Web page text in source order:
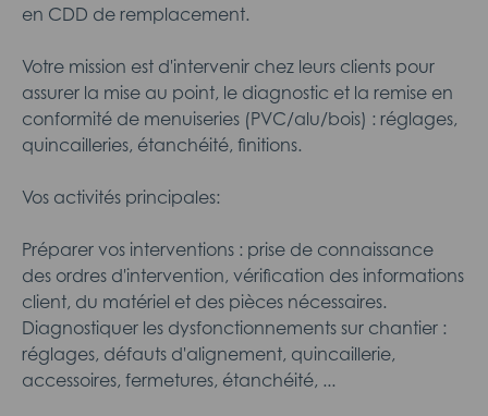
en CDD de remplacement.
Votre mission est d'intervenir chez leurs clients pour
assurer la mise au point, le diagnostic et la remise en
conformité de menuiseries (PVC/alu/bois) : réglages,
quincailleries, étanchéité, finitions.
Vos activités principales:
Préparer vos interventions : prise de connaissance
des ordres d'intervention, vérification des informations
client, du matériel et des pièces nécessaires.
Diagnostiquer les dysfonctionnements sur chantier :
réglages, défauts d'alignement, quincaillerie,
accessoires, fermetures, étanchéité, ...